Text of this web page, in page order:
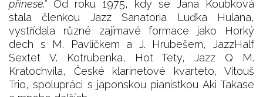
přinese.“Od roku 1975, kdy se Jana Koubková
stala členkou Jazz Sanatoria Luďka Hulana,
vystřídala různé zajímavé formace jako Horký
dech s M. Pavlíčkem a J. Hrubešem, JazzHalf
Sextet V. Kotrubenka, Hot Tety, Jazz Q M.
Kratochvíla, České klarinetové kvarteto, Vitouš
Trio, spolupráci s japonskou pianistkou Aki Takase